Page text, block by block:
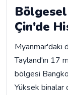
Çin'de
Myanmar'daki
Tayland'ın 17
bölgesi
Yüksek binalar